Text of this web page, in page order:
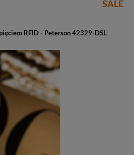
SALE
RFID - Peterson 42329-DSL